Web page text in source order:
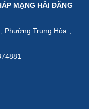
MẠNG HẢI ĐĂNG
Trung Hòa ,